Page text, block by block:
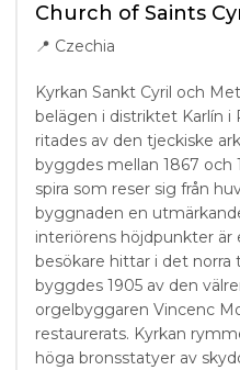
Church of Saints
📍 Czechia
Kyrkan Sankt Cyril och
belägen i distriktet Karlín i
ritades av den tjeckiske
byggdes mellan 1867 och
spira som reser sig från
byggnaden en
interiörens höjdpunkter är
besökare hittar i det norra
byggdes 1905 av den
orgelbyggaren Vincenc
restaurerats. Kyrkan
höga bronsstatyer av